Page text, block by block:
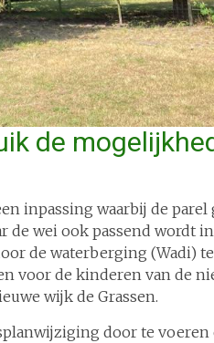
de
inpassing waarbij de
wei ook passend wordt
de waterberging (Wadi)
voor de kinderen van de
wijk de Grassen.
door te voeren